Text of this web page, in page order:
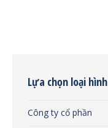
Lựa chọn loại hình
Công ty cổ phần